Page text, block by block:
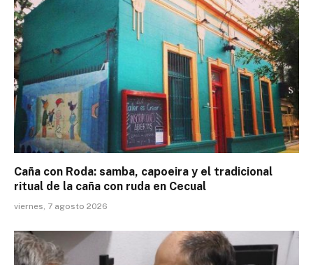
Caña con Roda: samba, capoeira y el tradicional
ritual de la caña con ruda en Cecual
viernes, 7 agosto 2026